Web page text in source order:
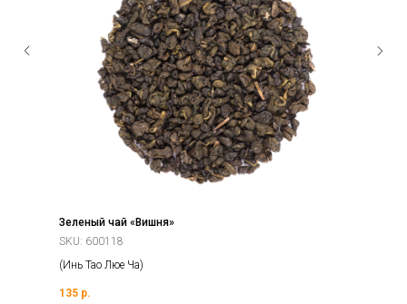
Зеленый чай «Вишня»
SKU: 600118
(Инь Тао Люе Ча)
135 р.